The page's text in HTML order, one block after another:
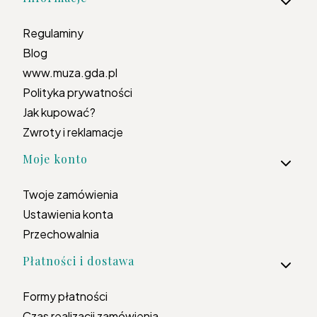
Regulaminy
Blog
www.muza.gda.pl
Polityka prywatności
Jak kupować?
Zwroty i reklamacje
Moje konto
Twoje zamówienia
Ustawienia konta
Przechowalnia
Płatności i dostawa
Formy płatności